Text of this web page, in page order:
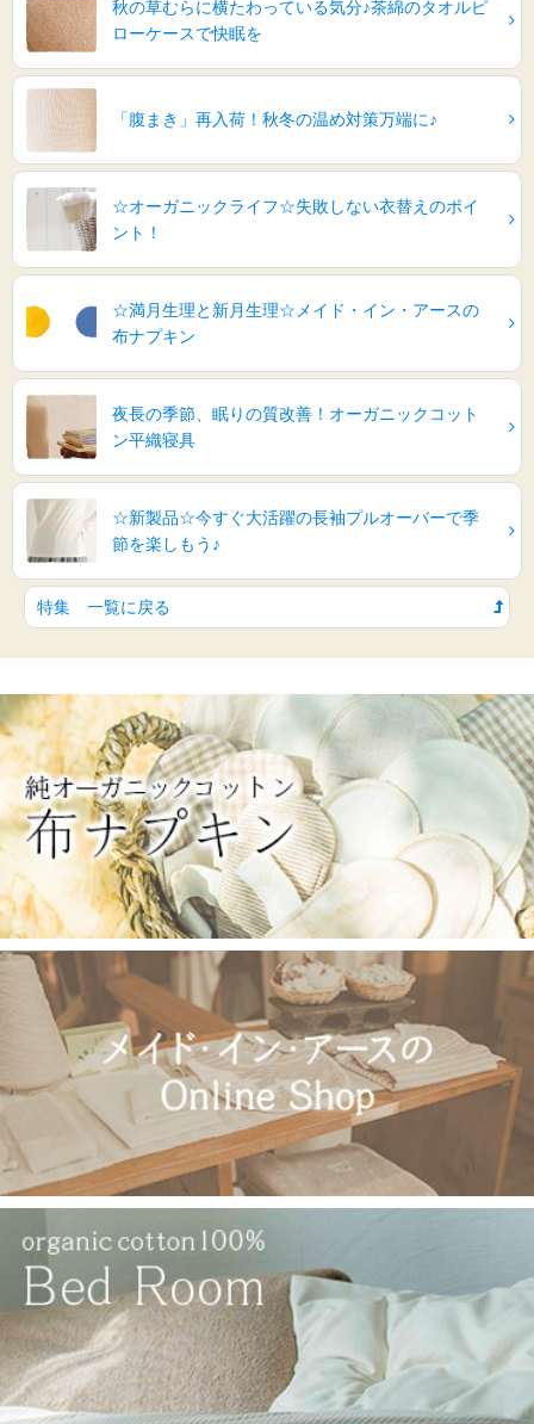
秋の草むらに横たわっている気分♪茶綿のタオルピ
ローケースで快眠を
「腹まき」再入荷！秋冬の温め対策万端に♪
☆オーガニックライフ☆失敗しない衣替えのポイ
ント！
☆満月生理と新月生理☆メイド・イン・アースの
布ナプキン
夜長の季節、眠りの質改善！オーガニックコット
ン平織寝具
☆新製品☆今すぐ大活躍の長袖プルオーバーで季
節を楽しもう♪
特集 一覧に戻る